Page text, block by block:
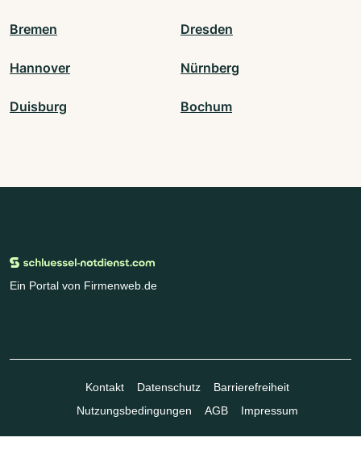
Bremen Dresden
Hannover Nürnberg
Duisburg Bochum
Ein Portal von Firmenweb.de
Kontakt Datenschutz
Barrierefreiheit
Nutzungsbedingungen
AGB Impressum